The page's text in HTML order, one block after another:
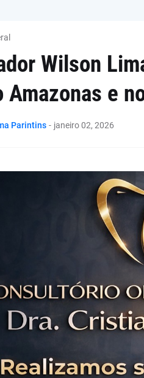
Wilson
Amazonas e
Parintins - janeiro 02, 2026